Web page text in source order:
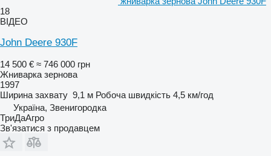
18
ВІДЕО
John Deere 930F
14 500 € ≈ 746 000 грн
Жниварка зернова
1997
Ширина захвату 9,1 м Робоча швидкість 4,5 км/год
Україна, Звенигородка
ТриДаАгро
Зв'язатися з продавцем